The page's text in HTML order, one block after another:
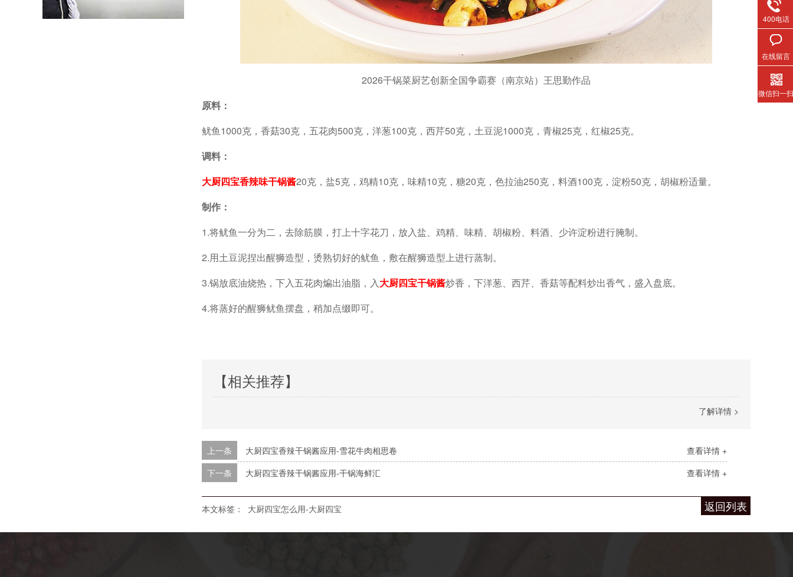
2026干锅菜厨艺创新全国争霸赛（南京站）王思勤作品
原料：
鱿鱼1000克，香菇30克，五花肉500克，洋葱100克，西芹50克，土豆泥1000克，青椒25克，红椒25克。
调料：
大厨四宝香辣味干锅酱20克，盐5克，鸡精10克，味精10克，糖20克，色拉油250克，料酒100克，淀粉50克，胡椒粉适量。
制作：
1.将鱿鱼一分为二，去除筋膜，打上十字花刀，放入盐、鸡精、味精、胡椒粉、料酒、少许淀粉进行腌制。
2.用土豆泥捏出醒狮造型，烫熟切好的鱿鱼，敷在醒狮造型上进行蒸制。
3.锅放底油烧热，下入五花肉煸出油脂，入大厨四宝干锅酱炒香，下洋葱、西芹、香菇等配料炒出香气，盛入盘底。
4.将蒸好的醒狮鱿鱼摆盘，稍加点缀即可。
【相关推荐】
了解详情 >
查看详情 +
上一条
大厨四宝香辣干锅酱应用-雪花牛肉相思卷
查看详情 +
下一条 大厨四宝香辣干锅酱应用-干锅海鲜汇
返回列表
本文标签： 大厨四宝怎么用-大厨四宝
400电话
在线留言
微信扫一扫